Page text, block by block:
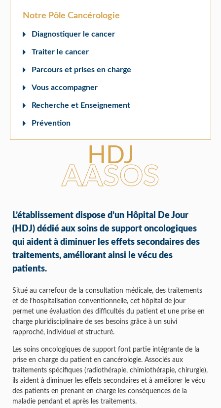
Notre Pôle Cancérologie
Diagnostiquer le cancer
Traiter le cancer
Parcours et prises en charge
Vous accompagner
Recherche et Enseignement
Prévention
HDJ
AASOS
L’établissement dispose d’un Hôpital De Jour
(HDJ) dédié aux soins de support oncologiques
qui aident à diminuer les effets secondaires des
traitements, améliorant ainsi le vécu des
patients.
Situé au carrefour de la consultation médicale, des traitements
et de l’hospitalisation conventionnelle, cet hôpital de jour
permet une évaluation des difficultés du patient et une prise en
charge pluridisciplinaire de ses besoins grâce à un suivi
rapproché, individuel et structuré.
Les soins oncologiques de support font partie intégrante de la
prise en charge du patient en cancérologie. Associés aux
traitements spécifiques (radiothérapie, chimiothérapie, chirurgie),
ils aident à diminuer les effets secondaires et à améliorer le vécu
des patients en prenant en charge les conséquences de la
maladie pendant et après les traitements.